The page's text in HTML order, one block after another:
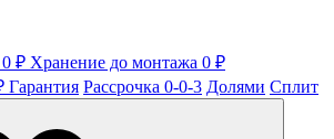
0 ₽ Хранение до монтажа 0 ₽
Гарантия Рассрочка 0-0-3 Долями Сплит